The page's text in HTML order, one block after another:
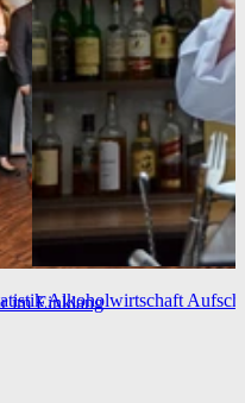
im Einklang
Alkoholwirtschaft